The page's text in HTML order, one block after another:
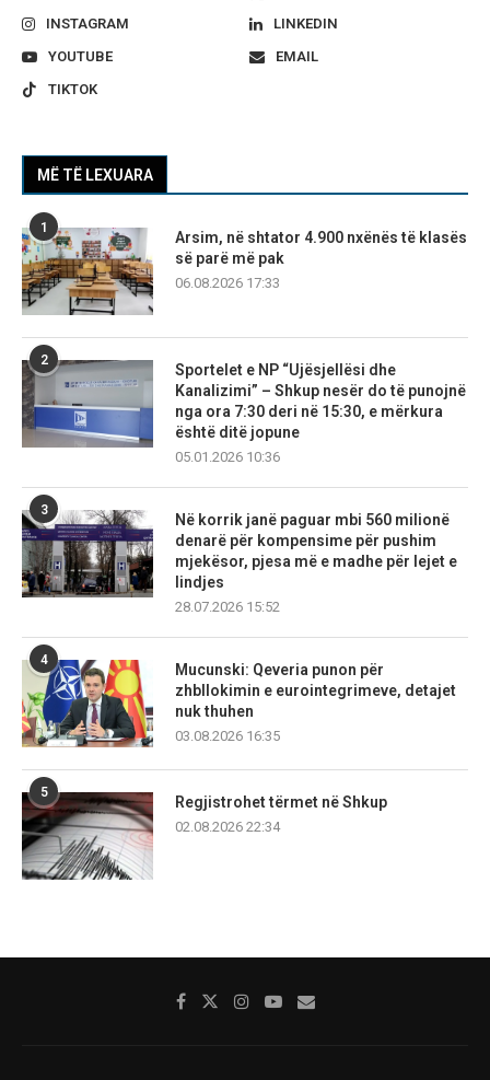
INSTAGRAM
LINKEDIN
YOUTUBE
EMAIL
TIKTOK
MË TË LEXUARA
1
Arsim, në shtator 4.900 nxënës të klasës
së parë më pak
06.08.2026 17:33
2
Sportelet e NP “Ujësjellësi dhe
Kanalizimi” – Shkup nesër do të punojnë
nga ora 7:30 deri në 15:30, e mërkura
është ditë jopune
05.01.2026 10:36
3
Në korrik janë paguar mbi 560 milionë
denarë për kompensime për pushim
mjekësor, pjesa më e madhe për lejet e
lindjes
28.07.2026 15:52
4
Mucunski: Qeveria punon për
zhbllokimin e eurointegrimeve, detajet
nuk thuhen
03.08.2026 16:35
5
Regjistrohet tërmet në Shkup
02.08.2026 22:34